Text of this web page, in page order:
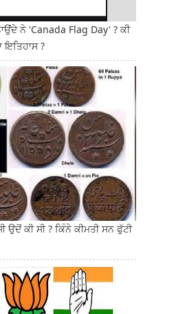
ਨੇ 'Canada Flag Day' ? ਕੀ
?
ਕੀ ਸੀ ? ਕਿੰਨੇ ਕੀਮਤੀ ਸਨ ਫੁੱਟੀ